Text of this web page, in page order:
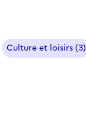
Culture et loisirs (3)